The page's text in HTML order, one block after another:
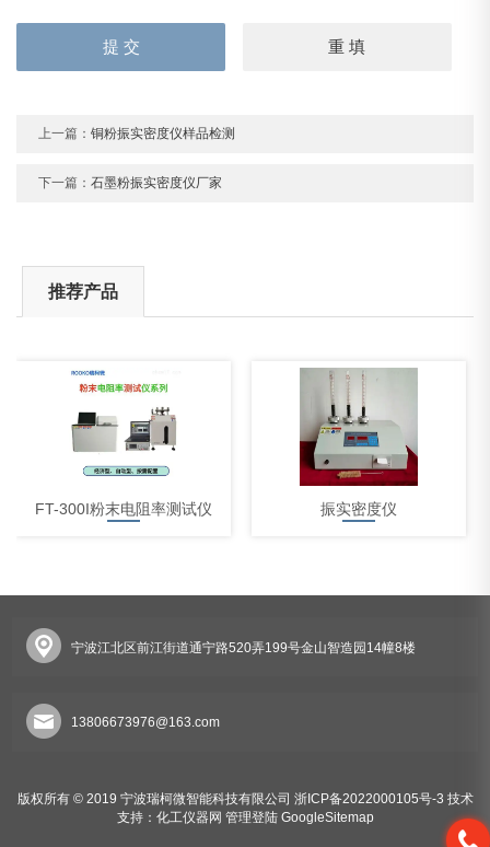
上一篇：铜粉振实密度仪样品检测
下一篇：石墨粉振实密度仪厂家
推荐产品
FT-300I粉末电阻率测试仪 振实密度仪
宁波江北区前江街道通宁路520弄199号金山智造园14幢8楼
13806673976@163.com
版权所有 © 2019 宁波瑞柯微智能科技有限公司 浙ICP备2022000105号-3 技术
支持： 化工仪器网 管理登陆 GoogleSitemap